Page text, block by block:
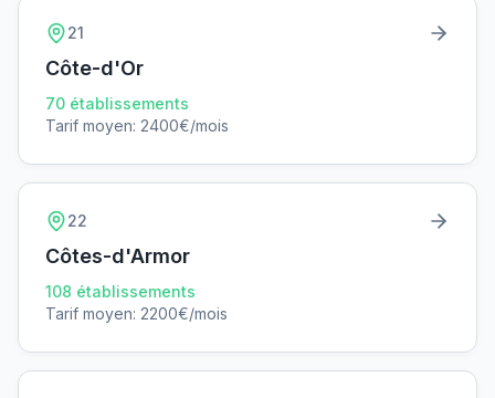
21
Côte-d'Or
70 établissements
Tarif moyen: 2400€/mois
22
Côtes-d'Armor
108 établissements
Tarif moyen: 2200€/mois